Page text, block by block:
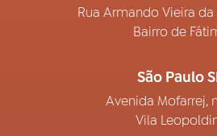
Rua Armando Vieira da
Bairro de
São Paulo
Avenida Mofarrej,
Vila